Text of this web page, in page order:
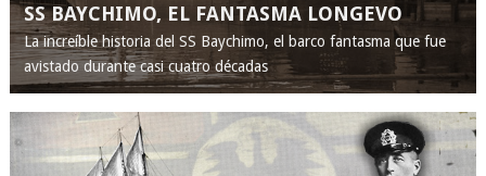
SS BAYCHIMO, EL FANTASMA LONGEVO
La increíble historia del SS Baychimo, el barco fantasma que fue
avistado durante casi cuatro décadas